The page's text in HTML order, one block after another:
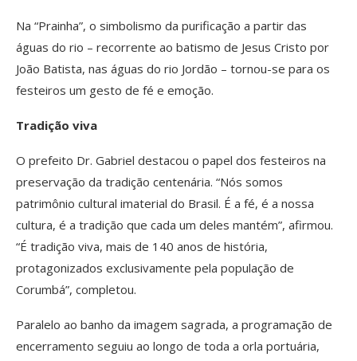
Na “Prainha”, o simbolismo da purificação a partir das
águas do rio – recorrente ao batismo de Jesus Cristo por
João Batista, nas águas do rio Jordão – tornou-se para os
festeiros um gesto de fé e emoção.
Tradição viva
O prefeito Dr. Gabriel destacou o papel dos festeiros na
preservação da tradição centenária. “Nós somos
patrimônio cultural imaterial do Brasil. É a fé, é a nossa
cultura, é a tradição que cada um deles mantém”, afirmou.
“É tradição viva, mais de 140 anos de história,
protagonizados exclusivamente pela população de
Corumbá”, completou.
Paralelo ao banho da imagem sagrada, a programação de
encerramento seguiu ao longo de toda a orla portuária,